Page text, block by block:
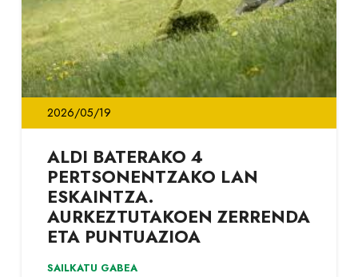
2026/05/19
ALDI BATERAKO 4
PERTSONENTZAKO LAN
ESKAINTZA.
AURKEZTUTAKOEN ZERRENDA
ETA PUNTUAZIOA
SAILKATU GABEA